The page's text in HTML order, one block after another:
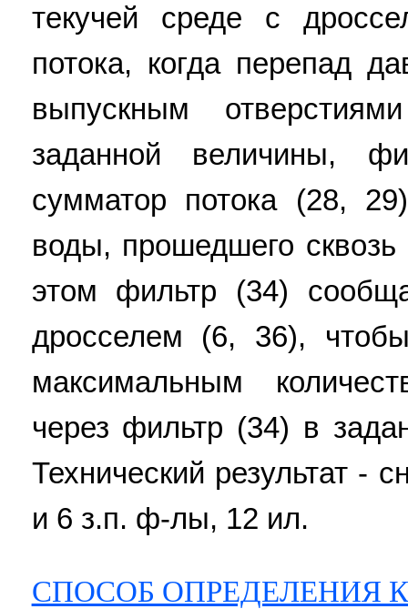
текучей среде с
потока, когда перепад
выпускным
заданной величины,
сумматор потока (28,
воды, прошедшего
этом фильтр (34)
дросселем (6, 36),
максимальным
через фильтр (34) в
Технический результат -
и 6 з.п. ф-лы, 12 ил.
СПОСОБ ОПРЕДЕЛЕНИЯ